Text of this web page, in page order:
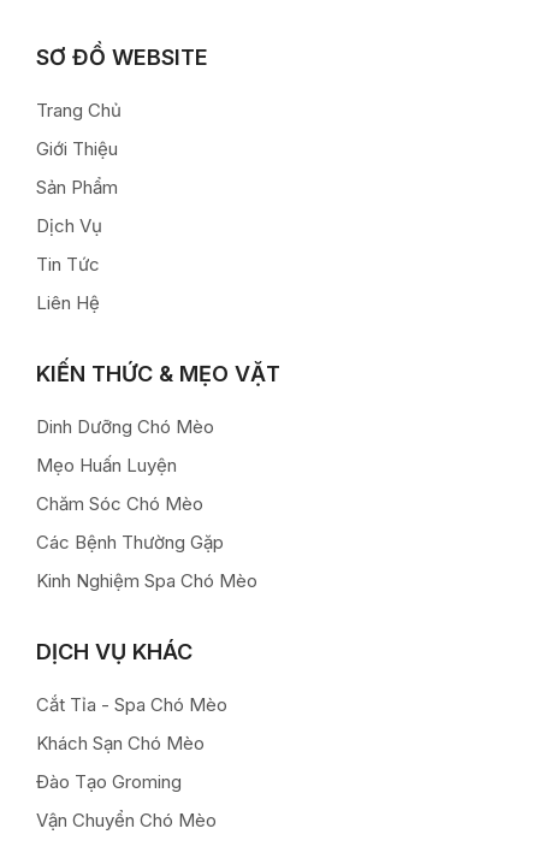
SƠ ĐỒ WEBSITE
Trang Chủ
Giới Thiệu
Sản Phẩm
Dịch Vụ
Tin Tức
Liên Hệ
KIẾN THỨC & MẸO VẶT
Dinh Dưỡng Chó Mèo
Mẹo Huấn Luyện
Chăm Sóc Chó Mèo
Các Bệnh Thường Gặp
Kinh Nghiệm Spa Chó Mèo
DỊCH VỤ KHÁC
Cắt Tỉa - Spa Chó Mèo
Khách Sạn Chó Mèo
Đào Tạo Groming
Vận Chuyển Chó Mèo